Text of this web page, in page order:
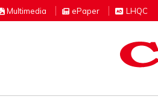
Multimedia ePaper LHQC